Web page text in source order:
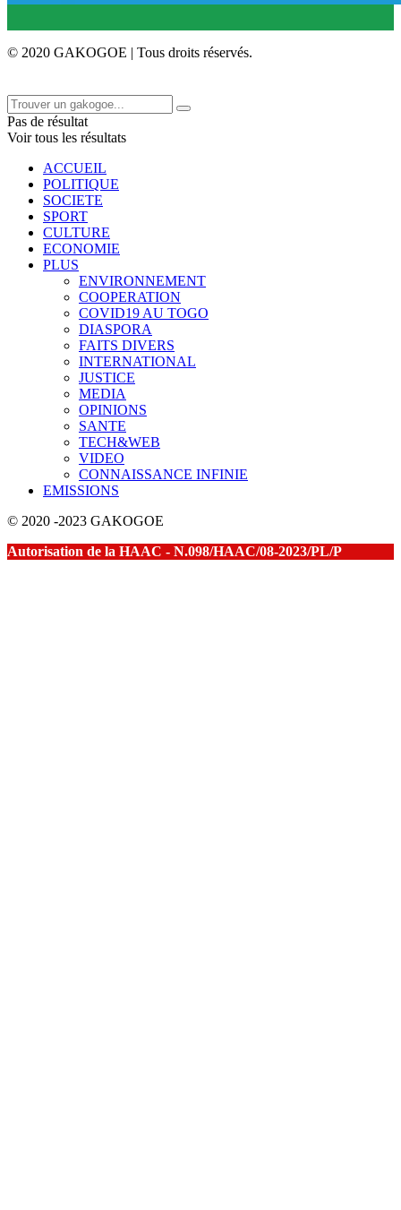
© 2020 GAKOGOE | Tous droits réservés.
Pas de résultat
Voir tous les résultats
ACCUEIL
POLITIQUE
SOCIETE
SPORT
CULTURE
ECONOMIE
PLUS
ENVIRONNEMENT
COOPERATION
COVID19 AU TOGO
DIASPORA
FAITS DIVERS
INTERNATIONAL
JUSTICE
MEDIA
OPINIONS
SANTE
TECH&WEB
VIDEO
CONNAISSANCE INFINIE
EMISSIONS
© 2020 -2023 GAKOGOE
Autorisation de la HAAC - N.098/HAAC/08-2023/PL/P